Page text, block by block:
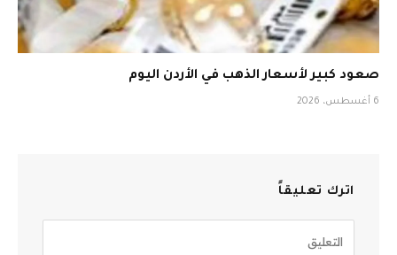
صعود كبير لأسعار الذهب في الأردن اليوم
6 أغسطس، 2026
اترك تعليقاً